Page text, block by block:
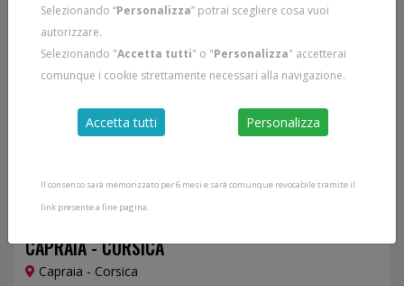
CAPRAIA - CORSICA
Capraia - Corsica
Selezionando “Personalizza” potrai scegliere cosa vuoi
autorizzare.
Selezionando "Accetta tutti" o "Personalizza" accetterai
comunque i cookie strettamente necessari alla navigazione.
Accetta tutti Personalizza
Il consenso sarà memorizzato per 6 mesi e sarà comunque revocabile tramite il
link presente a fine pagina.